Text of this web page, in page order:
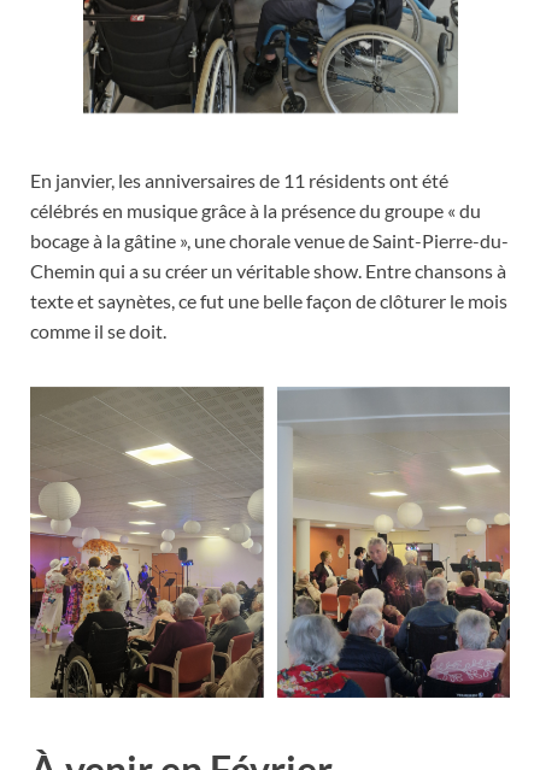
En janvier, les anniversaires de 11 résidents ont été
célébrés en musique grâce à la présence du groupe « du
bocage à la gâtine », une chorale venue de Saint-Pierre-du-
Chemin qui a su créer un véritable show. Entre chansons à
texte et saynètes, ce fut une belle façon de clôturer le mois
comme il se doit.